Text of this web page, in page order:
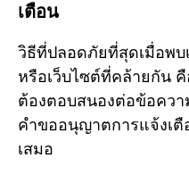
เตือน
วิธีที่ปลอดภัยที่สุดเมื่อพบ
หรือเว็บไซต์ที่คล้ายกัน
ต้องตอบสนองต่อข้อควา
คำขออนุญาตการแจ้งเตื
เสมอ